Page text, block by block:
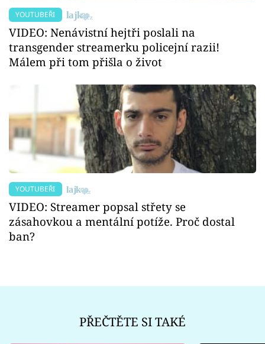
YOUTUBEŘI
VIDEO: Nenávistní hejtři poslali na
transgender streamerku policejní razii!
Málem při tom přišla o život
YOUTUBEŘI
VIDEO: Streamer popsal střety se
zásahovkou a mentální potíže. Proč dostal
ban?
PŘEČTĚTE SI TAKÉ